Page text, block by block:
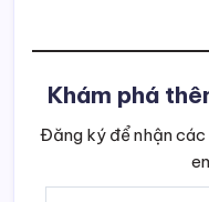
Khám phá
Đăng ký để nhận
Nhập email của bạn…